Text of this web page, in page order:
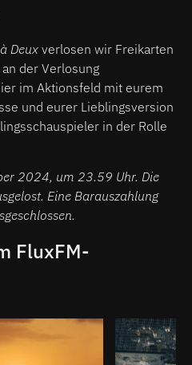
Deux verlosen wir Freikarten
der Verlosung
im Aktionsfeld mit eurem
und eurer Lieblingsversion
in der Rolle
2024, um 23.59 Uhr. Die
Eine Barauszahlung
FluxFM-